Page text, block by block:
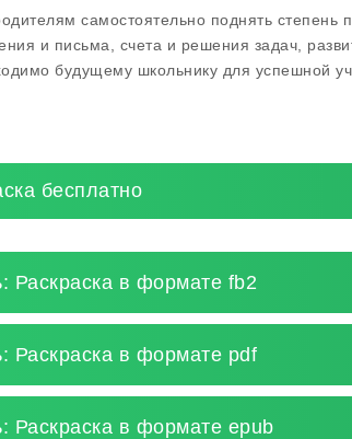
самостоятельно поднять степень
и письма, счета и решения задач,
будущему школьнику для успешной
бесплатно
Раскраска в формате fb2
Раскраска в формате pdf
Раскраска в формате epub